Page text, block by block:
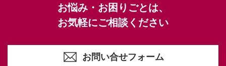
お悩み・お困りごとは、
お気軽にご相談ください
お問い合せフォーム